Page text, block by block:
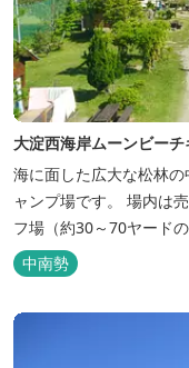
大淀西海岸ムーンビー
海に面した広大な松林
ャンプ場です。 場内は
フ場（約30～70ヤード
あります。 目の前の海では、海水浴など安心して楽しめます。周辺
観光地には、伊勢志摩
中南勢